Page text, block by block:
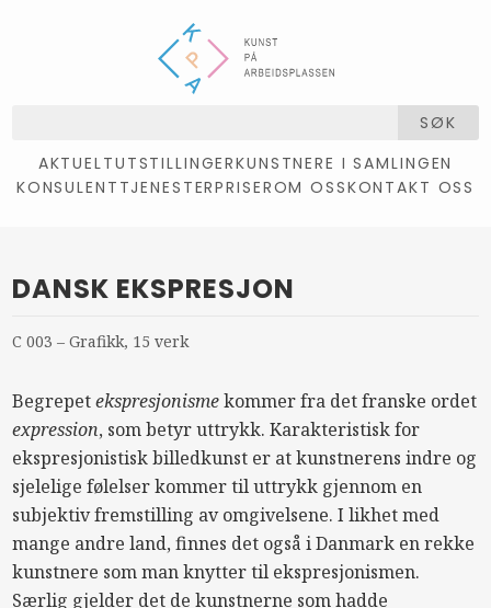
SØK
AKTUELTUTSTILLINGERKUNSTNERE I SAMLINGEN
KONSULENTTJENESTERPRISEROM OSSKONTAKT OSS
DANSK EKSPRESJON
C 003 – Grafikk, 15 verk
Begrepetekspresjonismekommer fra det franske ordet
expression, som betyr uttrykk. Karakteristisk for
ekspresjonistisk billedkunst er at kunstnerens indre og
sjelelige følelser kommer til uttrykk gjennom en
subjektiv fremstilling av omgivelsene. I likhet med
mange andre land, finnes det også i Danmark en rekke
kunstnere som man knytter til ekspresjonismen.
Særlig gjelder det de kunstnerne som hadde